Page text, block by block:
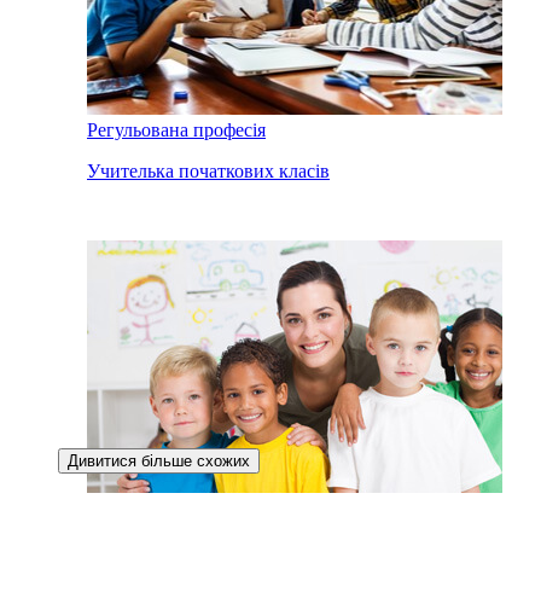
Регульована професія
Учителька початкових класів
Дивитися більше схожих